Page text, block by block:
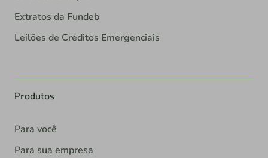
Extratos da Fundeb
Leilões de Créditos Emergenciais
Produtos
Para você
Para sua empresa